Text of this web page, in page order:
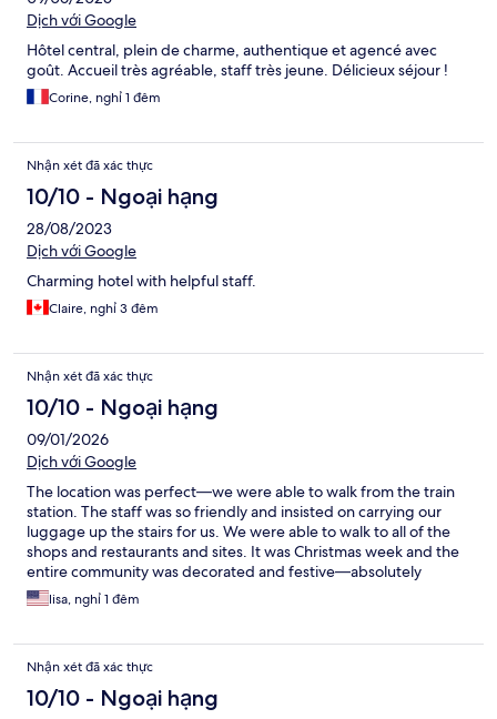
Dịch với Google
Hôtel central, plein de charme, authentique et agencé avec
goût. Accueil très agréable, staff très jeune. Délicieux séjour !
Corine, nghỉ 1 đêm
Nhận xét đã xác thực
10/10 - Ngoại hạng
28/08/2023
Dịch với Google
Charming hotel with helpful staff.
Claire, nghỉ 3 đêm
Nhận xét đã xác thực
10/10 - Ngoại hạng
09/01/2026
Dịch với Google
The location was perfect—we were able to walk from the train
station. The staff was so friendly and insisted on carrying our
luggage up the stairs for us. We were able to walk to all of the
shops and restaurants and sites. It was Christmas week and the
entire community was decorated and festive—absolutely
charming and delightful. The room was large, well decorated
and appointed with modern amenities and extremely quiet.
lisa, nghỉ 1 đêm
Nhận xét đã xác thực
10/10 - Ngoại hạng